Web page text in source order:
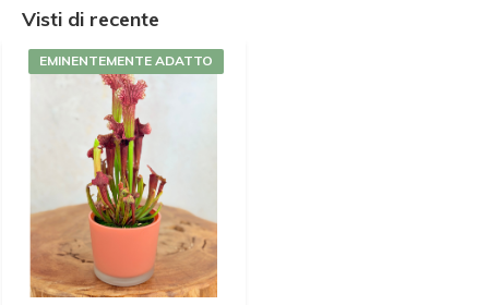
Visti di recente
EMINENTEMENTE ADATTO